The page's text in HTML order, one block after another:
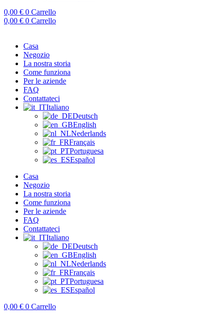
0,00 € 0 Carrello
0,00 € 0 Carrello
Casa
Negozio
La nostra storia
Come funziona
Per le aziende
FAQ
Contattateci
Italiano
Deutsch
English
Nederlands
Français
Portuguesa
Español
Casa
Negozio
La nostra storia
Come funziona
Per le aziende
FAQ
Contattateci
Italiano
Deutsch
English
Nederlands
Français
Portuguesa
Español
0,00 € 0 Carrello